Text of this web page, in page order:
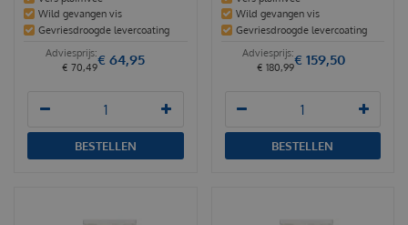
Wild gevangen vis
Gevriesdroogde levercoating
€ 70,49€ 64,95
BESTELLEN
Wild gevangen vis
Gevriesdroogde levercoating
€ 180,99€ 159,50
BESTELLEN